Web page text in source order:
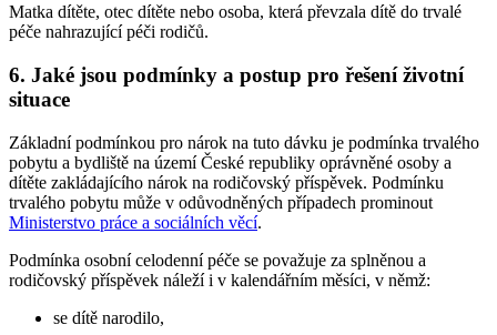
Matka dítěte, otec dítěte nebo osoba, která převzala dítě do trvalé
péče nahrazující péči rodičů.
6. Jaké jsou podmínky a postup pro řešení životní
situace
Základní podmínkou pro nárok na tuto dávku je podmínka trvalého
pobytu a bydliště na území České republiky oprávněné osoby a
dítěte zakládajícího nárok na rodičovský příspěvek. Podmínku
trvalého pobytu může v odůvodněných případech prominout
Ministerstvo práce a sociálních věcí.
Podmínka osobní celodenní péče se považuje za splněnou a
rodičovský příspěvek náleží i v kalendářním měsíci, v němž:
se dítě narodilo,